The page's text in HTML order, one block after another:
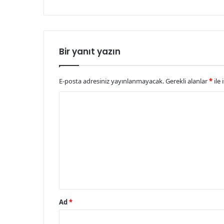
Bir yanıt yazın
E-posta adresiniz yayınlanmayacak.Gerekli alanlar* ile
Ad*